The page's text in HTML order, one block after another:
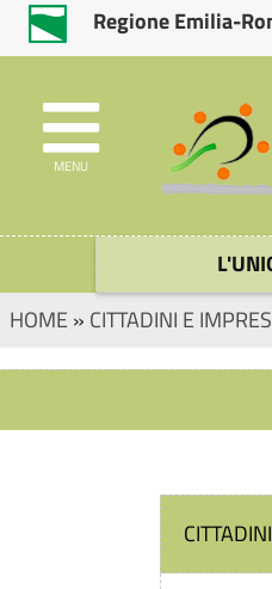
Regione Emilia-
MENU
HOME » CITTADINI E